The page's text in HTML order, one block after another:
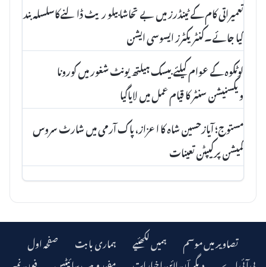
تعمیراتی کام کے ٹینڈرز میں بے تحاشا بیلو ریٹ ڈالنےکاسلسلہ بند
کیا جائے۔کنٹریکٹرز ایسوسی ایشن
لوٹکوہ کے عوام کیلئے بیسک ہیلتھ یونٹ شغور میں کورونا
ویکسنیشن سنٹر کا قیام عمل میں لایاگیا
مستوج؛ آیازحسین شاہ کا اعزاز، پاک آرمی میں شارٹ سروس
کمیشن پرکیپٹن تعینات
صفحہ اول ہماری بابت ہمیں لکھئیے
تصاویر میں موسم